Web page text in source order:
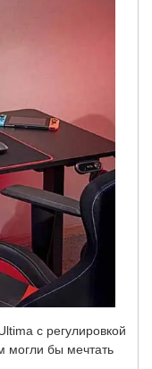
с регулировкой
могли бы мечтать